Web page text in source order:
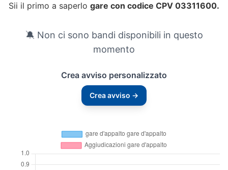
Sii il primo a saperlo gare con codice CPV 03311600.
🔕 Non ci sono bandi disponibili in questo
momento
Crea avviso personalizzato
Crea avviso →